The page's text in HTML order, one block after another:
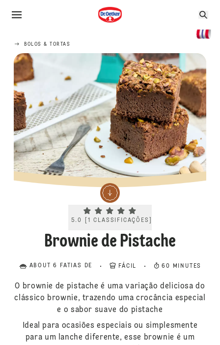
BOLOS & TORTAS
Current rating 5.0. Click to rate.
5.0 1 CLASSIFICAÇÕES
Brownie de Pistache
ABOUT 6 FATIAS DE FÁCIL 60 MINUTES
O brownie de pistache é uma variação deliciosa do
clássico brownie, trazendo uma crocância especial
e o sabor suave do pistache
Ideal para ocasiões especiais ou simplesmente
para um lanche diferente, esse brownie é um